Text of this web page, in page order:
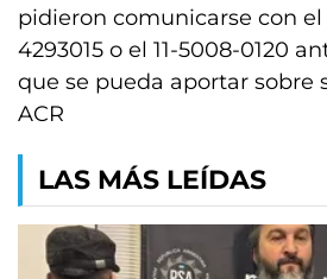
pidieron comunicarse con el
4293015 o el 11-5008-0120
que se pueda aportar sobre
ACR
LAS MÁS LEÍDAS